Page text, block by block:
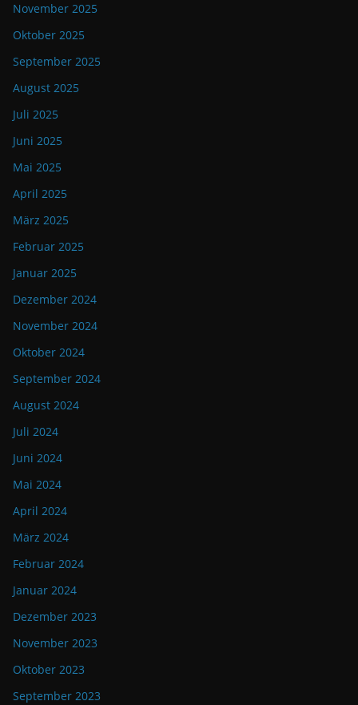
November 2025
Oktober 2025
September 2025
August 2025
Juli 2025
Juni 2025
Mai 2025
April 2025
März 2025
Februar 2025
Januar 2025
Dezember 2024
November 2024
Oktober 2024
September 2024
August 2024
Juli 2024
Juni 2024
Mai 2024
April 2024
März 2024
Februar 2024
Januar 2024
Dezember 2023
November 2023
Oktober 2023
September 2023